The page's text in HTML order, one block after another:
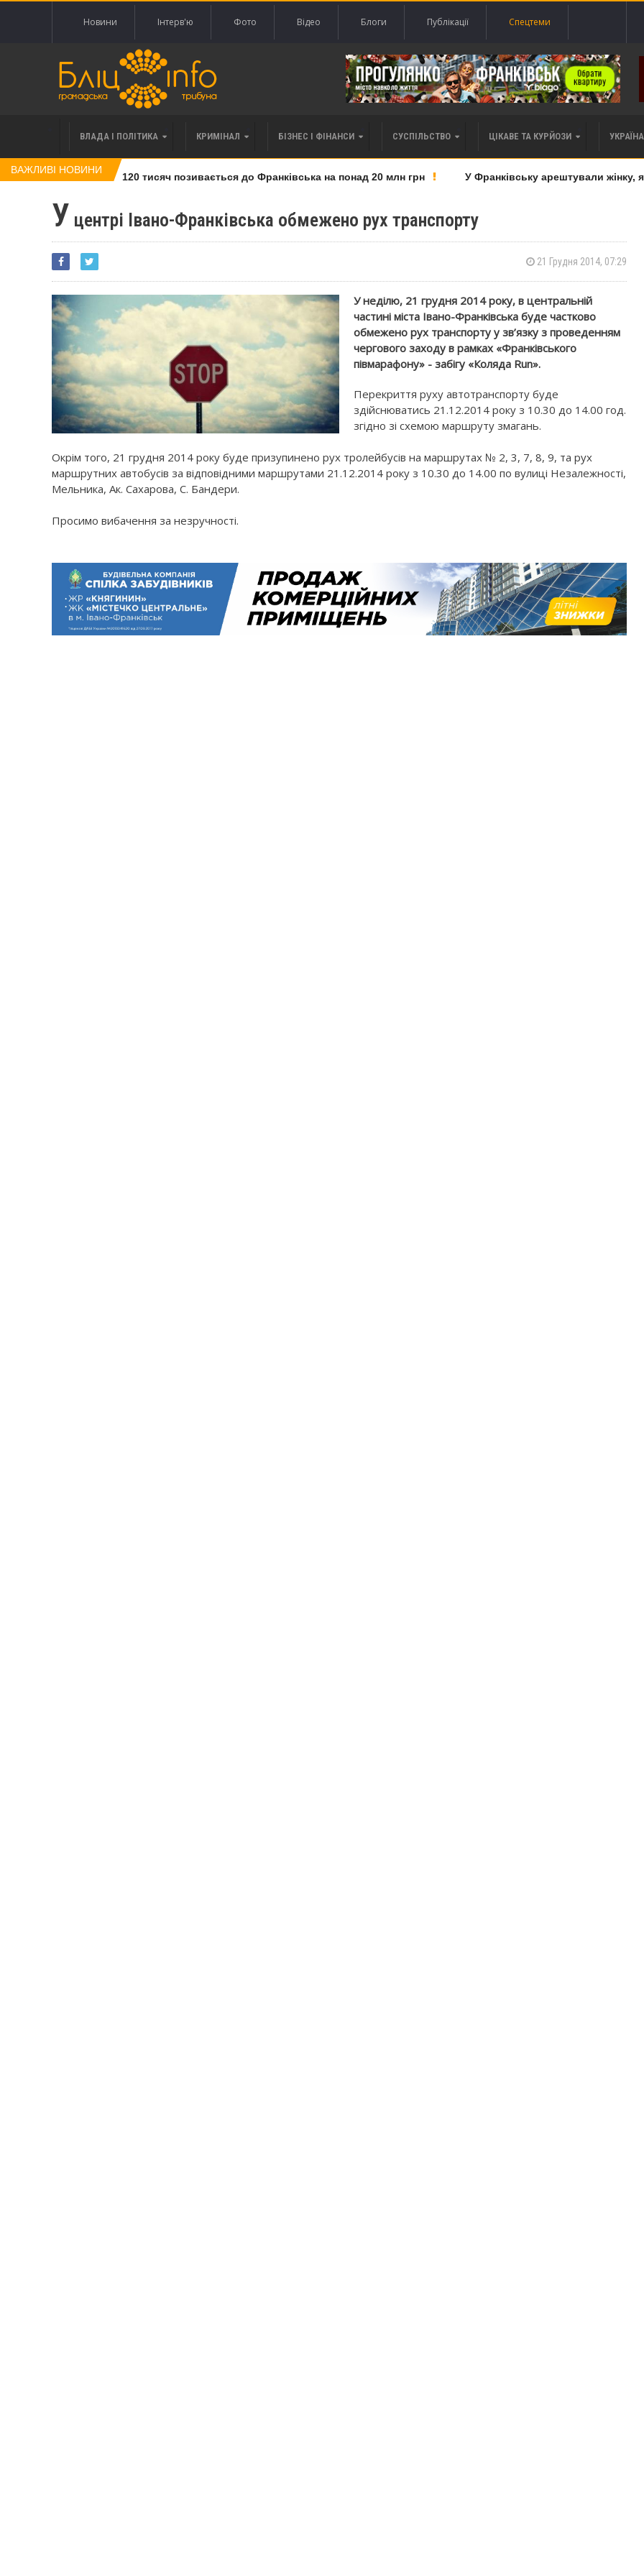
Новини Інтерв'ю Фото Відео Блоги Публікації Спецтеми
ВЛАДА І ПОЛІТИКА КРИМІНАЛ БІЗНЕС І ФІНАНСИ СУСПІЛЬСТВО ЦІКАВЕ ТА КУРЙОЗИ
ВАЖЛИВІ НОВИНИ
права вимоги за 120 тисяч позивається до Франківська на понад 20 млн грн У Франківську арештували жінку,
У центрі Івано-Франківська обмежено рух транспорту
21 Грудня 2014, 07:29
У неділю, 21 грудня 2014 року, в центральній
частині міста Івано-Франківська буде частково
обмежено рух транспорту у зв’язку з проведенням
чергового заходу в рамках «Франківського
півмарафону» - забігу «Коляда Run».
Перекриття руху автотранспорту буде
здійснюватись 21.12.2014 року з 10.30 до 14.00 год.
згідно зі схемою маршруту змагань.
Окрім того, 21 грудня 2014 року буде призупинено рух тролейбусів на маршрутах № 2, 3, 7, 8, 9, та рух
маршрутних автобусів за відповідними маршрутами 21.12.2014 року з 10.30 до 14.00 по вулиці Незалежності,
Мельника, Ак. Сахарова, С. Бандери.
Просимо вибачення за незручності.